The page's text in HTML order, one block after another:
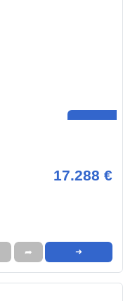
17.288 €
➦ ➜